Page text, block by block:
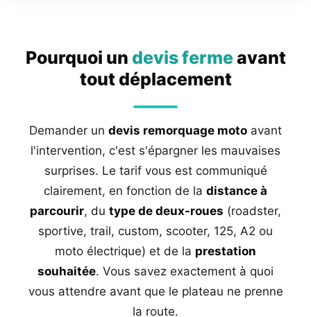
Pourquoi un devis fermeavant
tout déplacement
Demander un devis remorquage moto avant
l'intervention, c'est s'épargner les mauvaises
surprises. Le tarif vous est communiqué
clairement, en fonction de la distance à
parcourir, du type de deux-roues (roadster,
sportive, trail, custom, scooter, 125, A2 ou
moto électrique) et de la prestation
souhaitée. Vous savez exactement à quoi
vous attendre avant que le plateau ne prenne
la route.